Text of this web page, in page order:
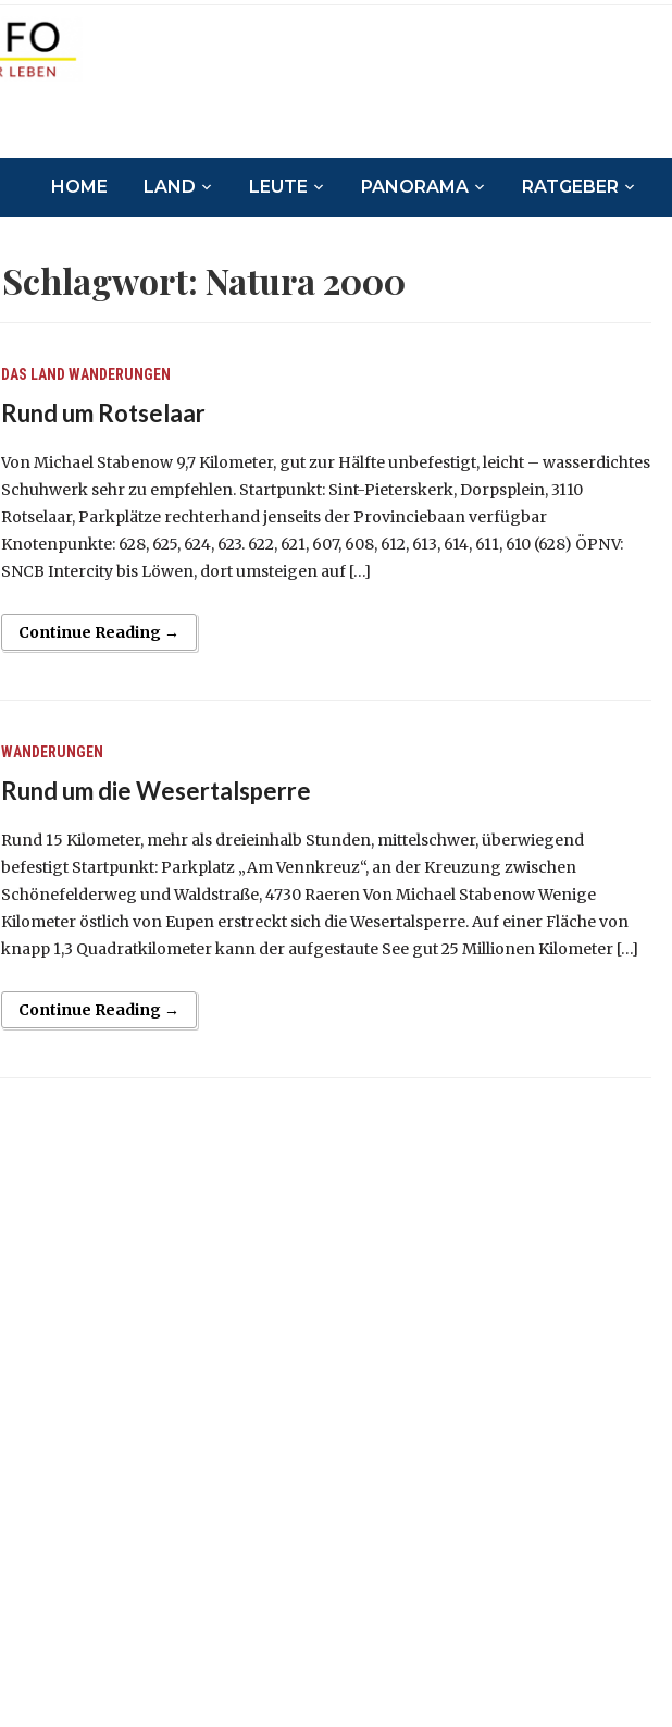
HOME LAND LEUTE PANORAMA RATGEBER
Schlagwort: Natura 2000
DAS LAND WANDERUNGEN
Rund um Rotselaar
Von Michael Stabenow 9,7 Kilometer, gut zur Hälfte unbefestigt, leicht – wasserdichtes
Schuhwerk sehr zu empfehlen. Startpunkt: Sint-Pieterskerk, Dorpsplein, 3110
Rotselaar, Parkplätze rechterhand jenseits der Provinciebaan verfügbar
Knotenpunkte: 628, 625, 624, 623. 622, 621, 607, 608, 612, 613, 614, 611, 610 (628) ÖPNV:
SNCB Intercity bis Löwen, dort umsteigen auf […]
Continue Reading →
WANDERUNGEN
Rund um die Wesertalsperre
Rund 15 Kilometer, mehr als dreieinhalb Stunden, mittelschwer, überwiegend
befestigt Startpunkt: Parkplatz „Am Vennkreuz“, an der Kreuzung zwischen
Schönefelderweg und Waldstraße, 4730 Raeren Von Michael Stabenow Wenige
Kilometer östlich von Eupen erstreckt sich die Wesertalsperre. Auf einer Fläche von
knapp 1,3 Quadratkilometer kann der aufgestaute See gut 25 Millionen Kilometer […]
Continue Reading →